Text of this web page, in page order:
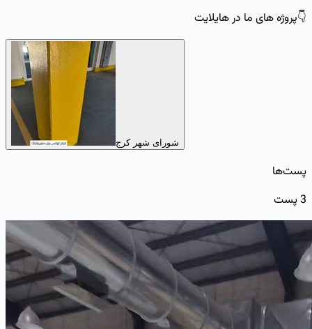
👇پروژه های ما در هایلایت
شورای شهر کرج
پست‌ها
3پست